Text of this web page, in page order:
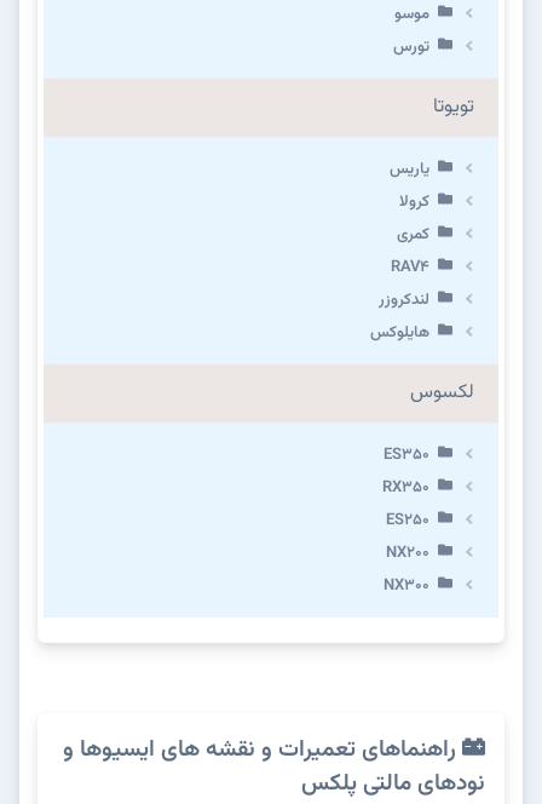
موسو
تورس
تویوتا
یاریس
کرولا
کمری
RAV4
لندکروزر
هایلوکس
لکسوس
ES350
RX350
ES250
NX200
NX300
راهنماهای تعمیرات و نقشه های ایسیوها و
نودهای مالتی پلکس